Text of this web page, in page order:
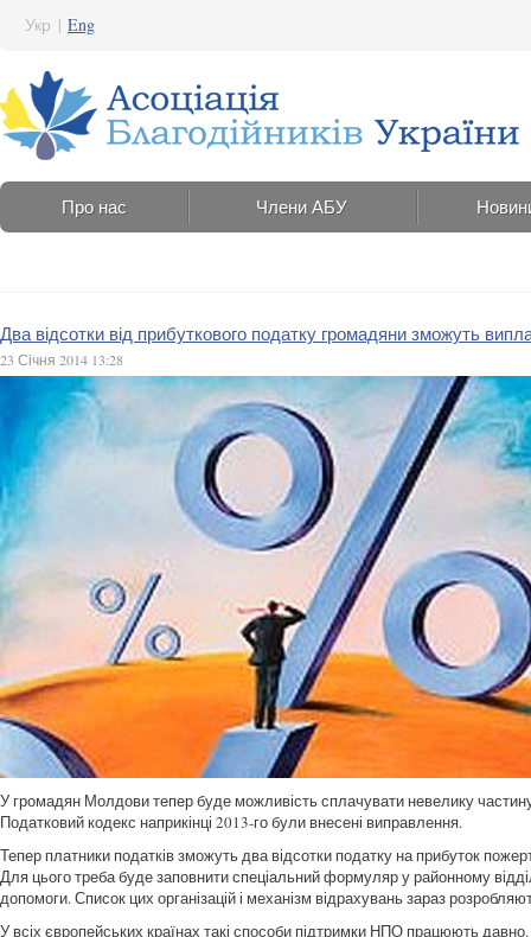
Укр | Eng
Про нас Члени АБУ
Два відсотки від прибуткового податку громадяни зможуть
23 Січня 2014 13:28
У громадян Молдови тепер буде можливість сплачувати невелику
Податковий кодекс наприкінці 2013-го були внесені виправлення.
Тепер платники податків зможуть два відсотки податку на прибуток
Для цього треба буде заповнити спеціальний формуляр у районному
допомоги. Список цих організацій і механізм відрахувань зараз
У всіх європейських країнах такі способи підтримки НПО працюють